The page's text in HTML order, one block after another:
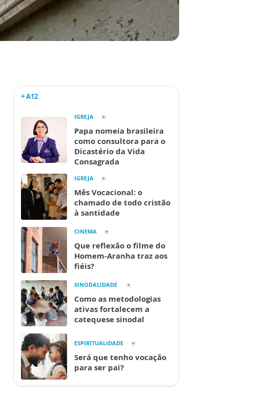
+ A12
IGREJA
Papa nomeia brasileira
como consultora para o
Dicastério da Vida
Consagrada
IGREJA
Mês Vocacional: o
chamado de todo cristão
à santidade
CINEMA
Que reflexão o filme do
Homem-Aranha traz aos
fiéis?
SINODALIDADE
Como as metodologias
ativas fortalecem a
catequese sinodal
ESPIRITUALIDADE
Será que tenho vocação
para ser pai?